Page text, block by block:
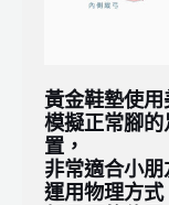
黃金鞋墊使用
模擬正常腳
置，
非常適合小朋
運用物理方